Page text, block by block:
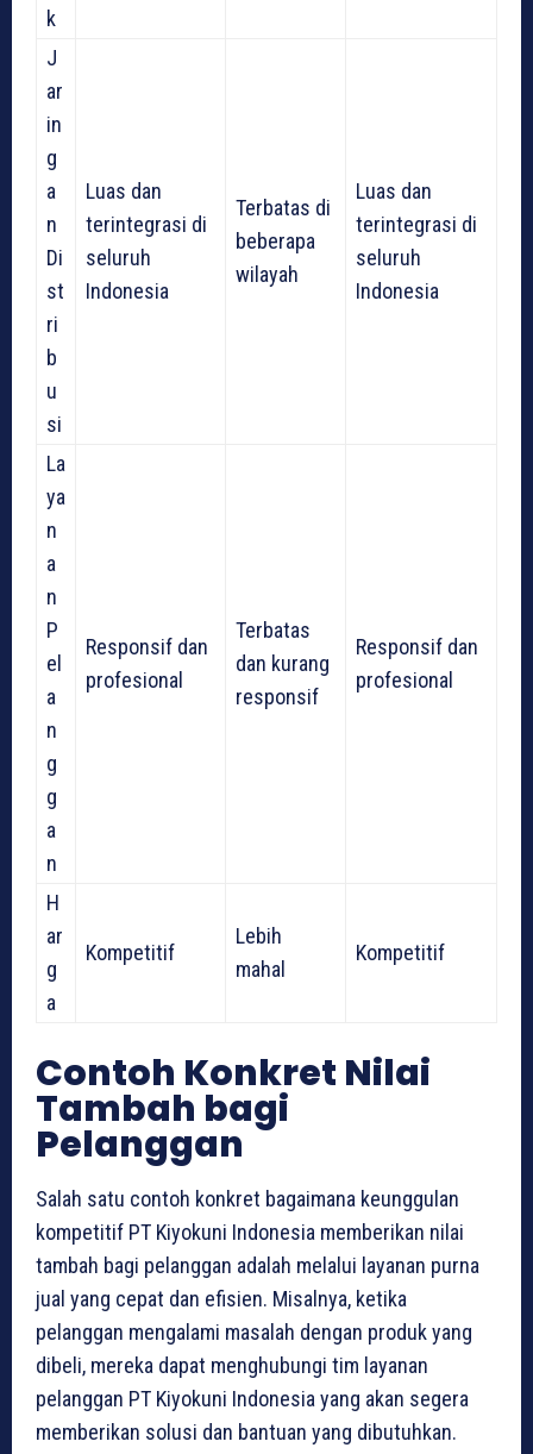
k
J
ar
in
g
a
n
Di
st
ri
b
u
si
Luas dan
terintegrasi di
seluruh
Indonesia
Terbatas di
beberapa
wilayah
Luas dan
terintegrasi di
seluruh
Indonesia
La
ya
n
a
n
P
el
a
n
g
g
a
n
Responsif dan
profesional
Terbatas
dan kurang
responsif
Responsif dan
profesional
H
ar
g
a
Kompetitif
Lebih
mahal
Kompetitif
Contoh Konkret Nilai
Tambah bagi
Pelanggan
Salah satu contoh konkret bagaimana keunggulan
kompetitif PT Kiyokuni Indonesia memberikan nilai
tambah bagi pelanggan adalah melalui layanan purna
jual yang cepat dan efisien. Misalnya, ketika
pelanggan mengalami masalah dengan produk yang
dibeli, mereka dapat menghubungi tim layanan
pelanggan PT Kiyokuni Indonesia yang akan segera
memberikan solusi dan bantuan yang dibutuhkan.